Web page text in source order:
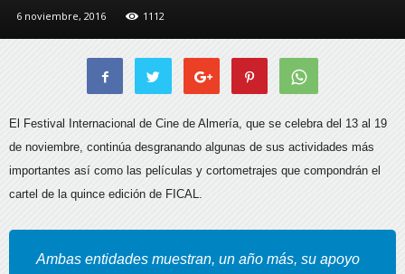
6 noviembre, 2016 1112
El Festival Internacional de Cine de Almería, que se celebra del 13 al 19
de noviembre, continúa desgranando algunas de sus actividades más
importantes así como las películas y cortometrajes que compondrán el
cartel de la quince edición de FICAL.
Ambas entidades muestran, un año más, su apoyo